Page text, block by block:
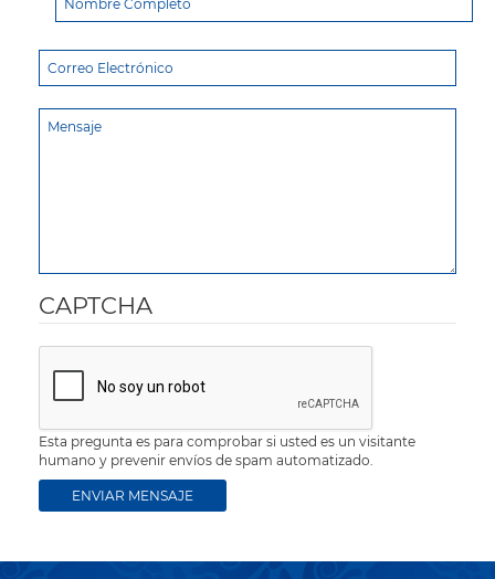
CAPTCHA
Esta pregunta es para comprobar si usted es un visitante
humano y prevenir envíos de spam automatizado.